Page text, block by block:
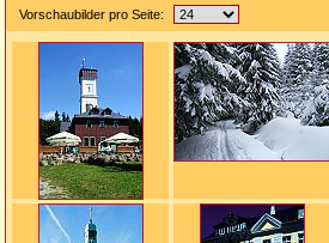
Vorschaubilder pro Seite: